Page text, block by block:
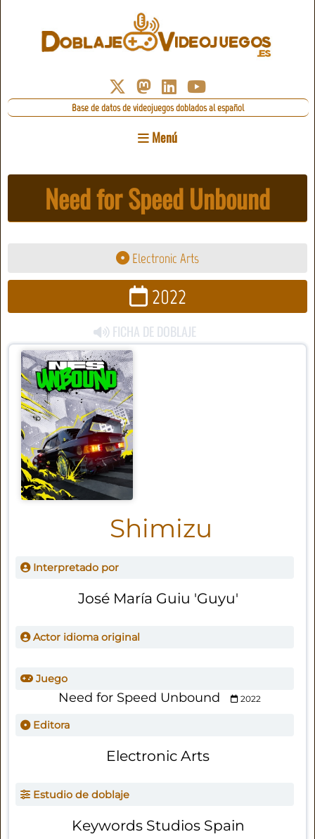
Base de datos de videojuegos doblados al español
Menú
Need for Speed Unbound
Electronic Arts
2022
FICHA DE DOBLAJE
Shimizu
Interpretado por
José María Guiu 'Guyu'
Actor idioma original
Juego
Need for Speed Unbound 2022
Editora
Electronic Arts
Estudio de doblaje
Keywords Studios Spain